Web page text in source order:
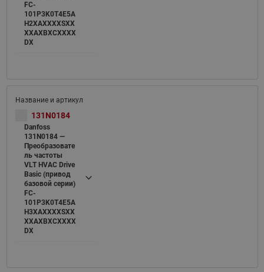
FC-
101P3K0T4E5A
H2XAXXXXSXX
XXAXBXCXXXX
DX
131N0184
Danfoss
131N0184 —
Преобразовате
ль частоты
VLT HVAC Drive
Basic (привод
базовой серии)
FC-
101P3K0T4E5A
H3XAXXXXSXX
XXAXBXCXXXX
DX